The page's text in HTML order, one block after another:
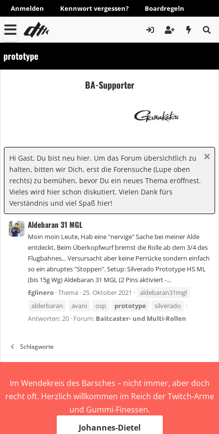
Anmelden Kennwort vergessen? Boardregeln
prototype
BA-Supporter
Hi Gast, Du bist neu hier. Um das Forum übersichtlich zu
halten, bitten wir Dich, erst die Forensuche (Lupe oben
rechts) zu bemühen, bevor Du ein neues Thema eröffnest.
Vieles wird hier schon diskutiert. Vielen Dank fürs
Verständnis und viel Spaß hier!
Aldebaran 31 MGL
Moin moin Leute, Hab eine "nervige" Sache bei meiner Alde
entdeckt, Beim Überkopfwurf bremst die Rolle ab dem 3/4 des
Flugbahnes... Versursacht aber keine Perrücke sondern einfach
so ein abruptes "Stoppen". Setup: Silverado Prototype HS ML
(bis 15g Wg) Aldebaran 31 MGL (2 Pins aktiviert -...
Eglinero Thema 25. Oktober 2021
aldebaran31mgl
alderbaran
avani osp prototype
silverado
Antworten: 20 Forum: Baitcaster- und Multi-Rollen
Schlagworte
Im Wendekreis des Barsches – nicht immer, aber doch
recht oft. Herzlich willkommen im Reich der Twitch-Arme
und Gummi-Finessen.
Johannes-Dietel